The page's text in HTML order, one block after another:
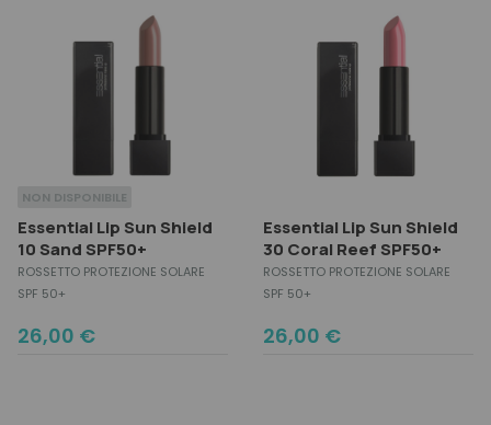
NON DISPONIBILE
Essential Lip Sun Shield
10 Sand SPF50+
ROSSETTO PROTEZIONE SOLARE
SPF 50+
26,00 €
Essential Lip Sun Shield
30 Coral Reef SPF50+
ROSSETTO PROTEZIONE SOLARE
SPF 50+
26,00 €